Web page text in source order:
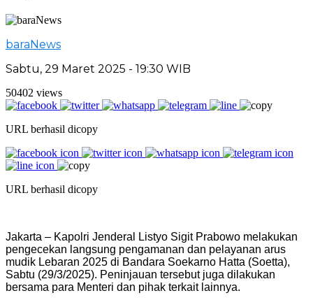
baraNews
Sabtu, 29 Maret 2025 - 19:30 WIB
50402 views
URL berhasil dicopy
URL berhasil dicopy
Jakarta – Kapolri Jenderal Listyo Sigit Prabowo melakukan
pengecekan langsung pengamanan dan pelayanan arus
mudik Lebaran 2025 di Bandara Soekarno Hatta (Soetta),
Sabtu (29/3/2025). Peninjauan tersebut juga dilakukan
bersama para Menteri dan pihak terkait lainnya.